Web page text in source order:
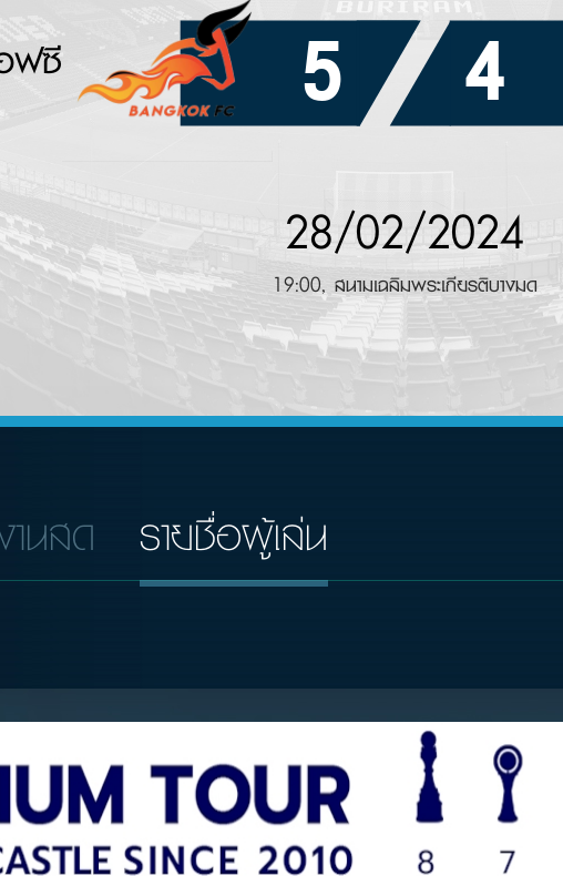
ฟซี 5 4
28/02/2024
19:00, สนามเฉลิมพระเกียรติบางมด
านสด รายชื่อผู้เล่น